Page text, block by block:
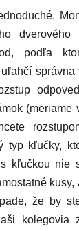
dverového
podľa
(meriame
typ kľučky,
kľučkou nie
že by
kolegovia